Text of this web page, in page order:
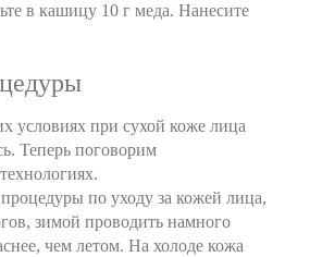
в кашицу 10 г меда. Нанесите
условиях при сухой коже лица
Теперь поговорим
по уходу за кожей лица,
зимой проводить намного
чем летом. На холоде кожа